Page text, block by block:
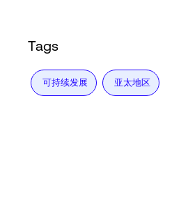
Tags
可持续发展 亚太地区